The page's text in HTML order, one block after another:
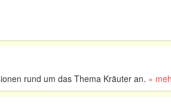
rund um das Thema Kräuter an. »